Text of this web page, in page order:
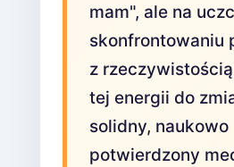
mam", ale na
skonfrontowaniu
z
tej energii do
solidny, naukowo
potwierdzony